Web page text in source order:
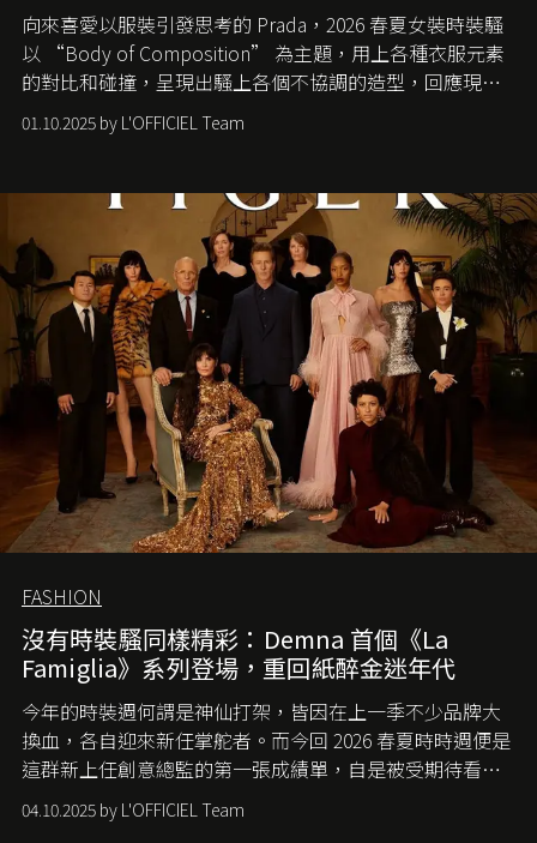
向來喜愛以服裝引發思考的 Prada，2026 春夏女裝時裝騷
以 “Body of Composition” 為主題，用上各種衣服元素
的對比和碰撞，呈現出騷上各個不協調的造型，回應現今
社會各種資訊、文化超載的現象。
01.10.2025 by L'OFFICIEL Team
FASHION
沒有時裝騷同樣精彩：Demna 首個《La
Famiglia》系列登場，重回紙醉金迷年代
今年的時裝週何謂是神仙打架，皆因在上一季不少品牌大
換血，各自迎來新任掌舵者。而今回 2026 春夏時時週便是
這群新上任創意總監的第一張成績單，自是被受期待看他
們如何各顯神通。意大利老牌 Gucci 在過去幾個季度業績
難已救回，開雲集團任命成功曾翻轉 Balenciaga 的愛將
04.10.2025 by L'OFFICIEL Team